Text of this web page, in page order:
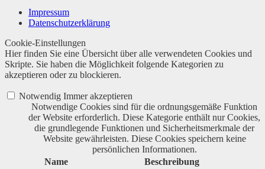
Impressum
Datenschutzerklärung
Cookie-Einstellungen
Hier finden Sie eine Übersicht über alle verwendeten Cookies und
Skripte. Sie haben die Möglichkeit folgende Kategorien zu
akzeptieren oder zu blockieren.
Notwendig Immer akzeptieren
Notwendige Cookies sind für die ordnungsgemäße Funktion
der Website erforderlich. Diese Kategorie enthält nur Cookies,
die grundlegende Funktionen und Sicherheitsmerkmale der
Website gewährleisten. Diese Cookies speichern keine
persönlichen Informationen.
Name
Beschreibung